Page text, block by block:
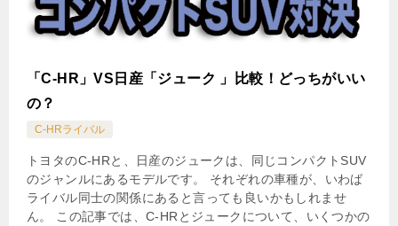
「C-HR」VS日産「ジューク 」比較！どっちがいい
の？
C-HRライバル
トヨタのC-HRと、日産のジュークは、同じコンパクトSUV
のジャンルにあるモデルです。 それぞれの車種が、いわば
ライバル同士の関係にあると言っても良いかもしれませ
ん。 この記事では、C-HRとジュークについて、いくつかの